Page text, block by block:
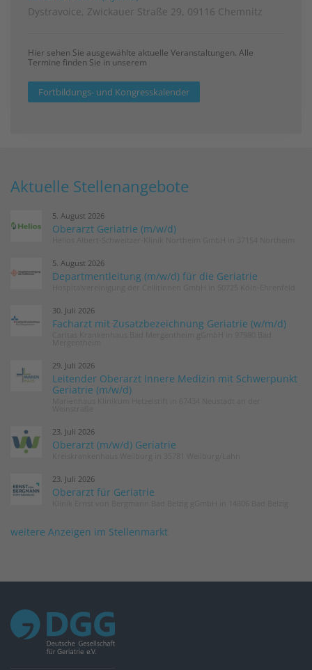
Dystravoice, Zwickauer Straße 29, 09116 Chemnitz
Hier sehen Sie ausgewählte aktuelle Veranstaltungen. Alle
Termine finden Sie in unserem
Fortbildungs- und Kongresskalender
Aktuelle Stellenangebote
5. August 2026
Oberarzt Geriatrie (m/w/d)
5. August 2026
Departmentleitung (m/w/d) für die Geriatrie
30. Juli 2026
Facharzt mit Zusatzbezeichnung Geriatrie (w/m/d)
29. Juli 2026
Leitender Oberarzt Innere Medizin mit Schwerpunkt
Geriatrie (m/w/d)
23. Juli 2026
Oberarzt (m/w/d) Geriatrie
23. Juli 2026
Oberarzt für Geriatrie
weitere Anzeigen im Stellenmarkt